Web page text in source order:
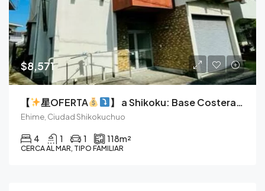
$8,571
【 星OFERTA 】 a Shikoku: Base Costera Asequible en Ehime
Ehime, Ciudad Shikokuchuo
4 1 1 118m²
CERCA AL MAR, TIPO FAMILIAR